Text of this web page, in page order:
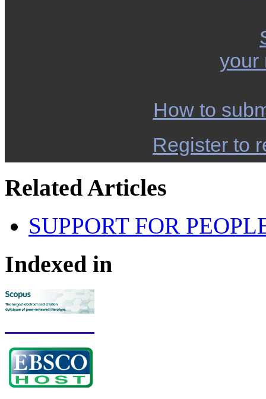
your
How to
Register to
Related Articles
SUPPORT FOR
Indexed in